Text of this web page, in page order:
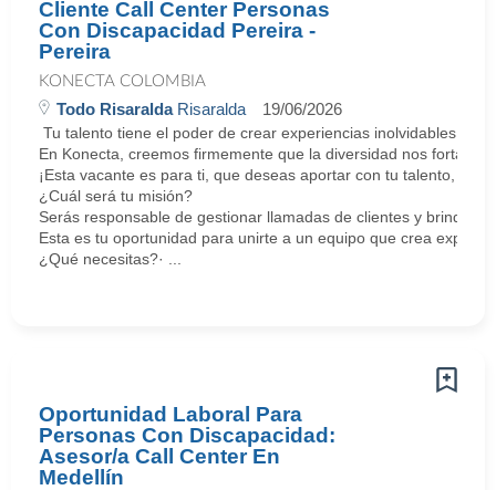
Cliente Call Center Personas
Con Discapacidad Pereira -
Pereira
KONECTA COLOMBIA
Todo RisaraldaRisaralda 19/06/2026
Tu talento tiene el poder de crear experiencias inolvidables.
En Konecta, creemos firmemente que la diversidad nos
¡Esta vacante es para ti, que deseas aportar con tu talento,
¿Cuál será tu misión?
Serás responsable de gestionar llamadas de clientes y brindar
Esta es tu oportunidad para unirte a un equipo que crea
¿Qué necesitas?· ...
Oportunidad Laboral Para
Personas Con Discapacidad:
Asesor/a Call Center En
Medellín